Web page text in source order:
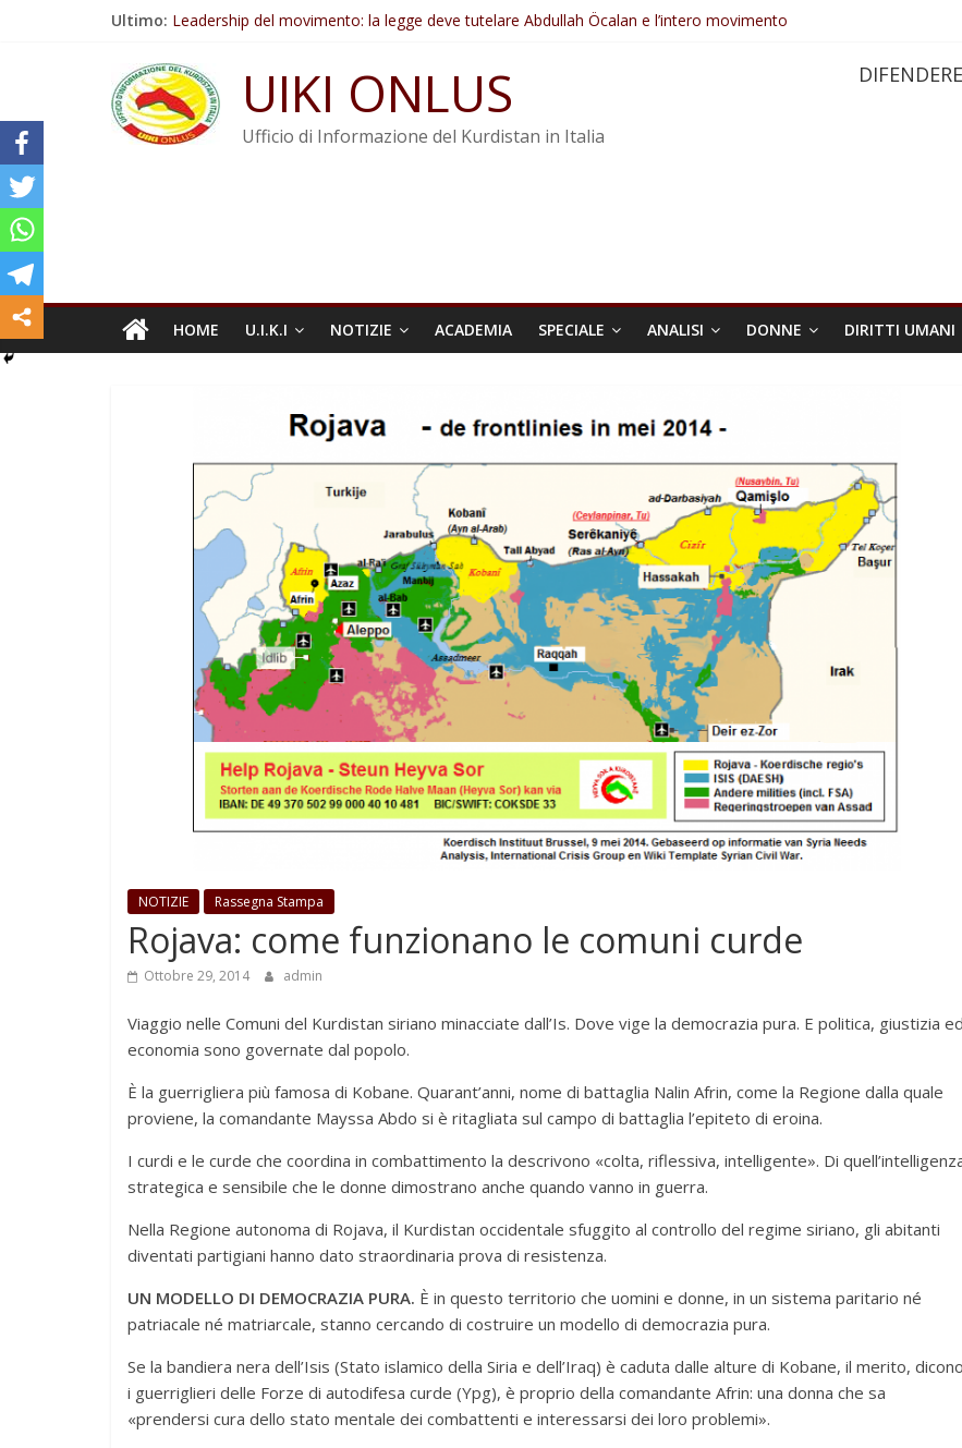
Ultimo: Leadership del movimento: la legge deve tutelare Abdullah Öcalan e l’intero movimento
Non tenere conto della situazione di Rêber Apo ostacolerebbe l’attuazione della legge
Il KNK chiede un’azione internazionale contro i crimini di guerra dell’Iran
Abdullah Öcalan: Le legge negativa deve essere trasformata in legge positiva
UIKI ONLUS
Ufficio di Informazione del Kurdistan in Italia
HOME U.I.K.I NOTIZIE ACADEMIA SPECIALE ANALISI DONNE DIRITTI UMANI
NOTIZIE Rassegna Stampa
Rojava: come funzionano le comuni curde
Ottobre 29, 2014 admin
Viaggio nelle Comuni del Kurdistan siriano minacciate dall’Is. Dove vige la democrazia pura. E politica, giustizia ed
economia sono governate dal popolo.
È la guerrigliera più famosa di Kobane. Quarant’anni, nome di battaglia Nalin Afrin, come la Regione dalla quale
proviene, la comandante Mayssa Abdo si è ritagliata sul campo di battaglia l’epiteto di eroina.
I curdi e le curde che coordina in combattimento la descrivono «colta, riflessiva, intelligente». Di
strategica e sensibile che le donne dimostrano anche quando vanno in guerra.
Nella Regione autonoma di Rojava, il Kurdistan occidentale sfuggito al controllo del regime siriano, gli abitanti
diventati partigiani hanno dato straordinaria prova di resistenza.
UN MODELLO DI DEMOCRAZIA PURA. È in questo territorio che uomini e donne, in un sistema paritario né
patriacale né matriarcale, stanno cercando di costruire un modello di democrazia pura.
Se la bandiera nera dell’Isis (Stato islamico della Siria e dell’Iraq) è caduta dalle alture di Kobane, il merito, dicono
i guerriglieri delle Forze di autodifesa curde (Ypg), è proprio della comandante Afrin: una donna che sa
«prendersi cura dello stato mentale dei combattenti e interessarsi dei loro problemi».